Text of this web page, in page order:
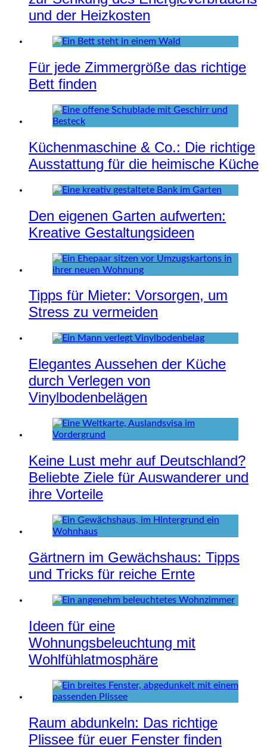
und der Heizkosten
Für jede Zimmergröße das richtige
Bett finden
Küchenmaschine & Co.: Die richtige
Ausstattung für die heimische Küche
Den eigenen Garten aufwerten:
Kreative Gestaltungsideen
Tipps für Mieter: Vorsorgen, um
Stress zu vermeiden
Elegantes Aussehen der Küche
durch Verlegen von
Vinylbodenbelägen
Keine Lust mehr auf Deutschland?
Beliebte Ziele für Auswanderer und
ihre Vorteile
Gärtnern im Gewächshaus: Tipps
und Tricks für reiche Ernte
Ideen für eine
Wohnungsbeleuchtung mit
Wohlfühlatmosphäre
Raum abdunkeln: Das richtige
Plissee für euer Fenster finden